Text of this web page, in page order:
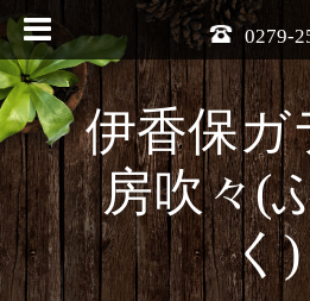
0279-
伊香保ガ
房吹々(
く)